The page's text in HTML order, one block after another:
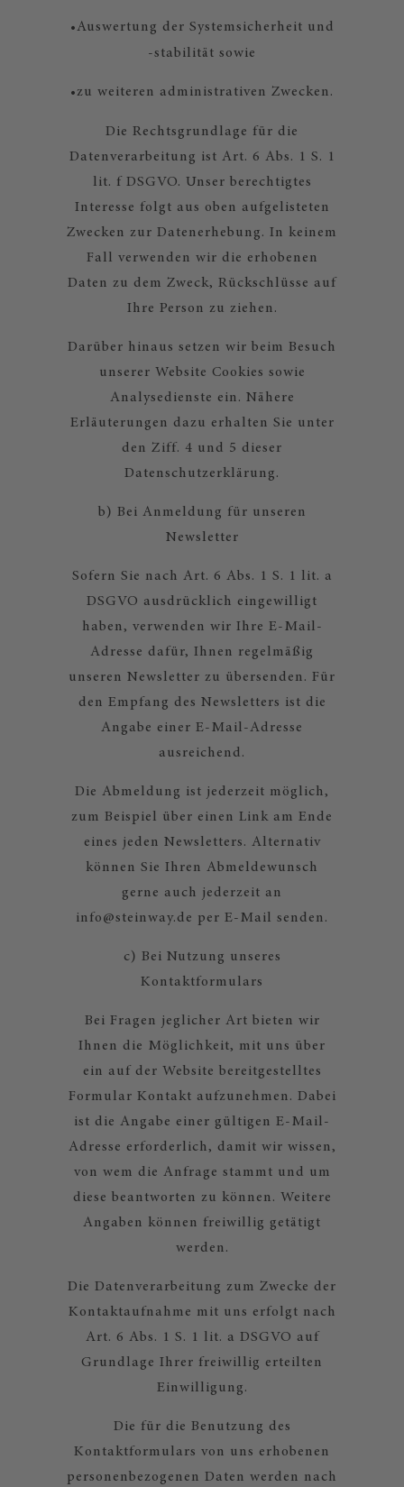
•Auswertung der Systemsicherheit und
-stabilität sowie
•zu weiteren administrativen Zwecken.
Die Rechtsgrundlage für die
Datenverarbeitung ist Art. 6 Abs. 1 S. 1
lit. f DSGVO. Unser berechtigtes
Interesse folgt aus oben aufgelisteten
Zwecken zur Datenerhebung. In keinem
Fall verwenden wir die erhobenen
Daten zu dem Zweck, Rückschlüsse auf
Ihre Person zu ziehen.
Darüber hinaus setzen wir beim Besuch
unserer Website Cookies sowie
Analysedienste ein. Nähere
Erläuterungen dazu erhalten Sie unter
den Ziff. 4 und 5 dieser
Datenschutzerklärung.
b) Bei Anmeldung für unseren
Newsletter
Sofern Sie nach Art. 6 Abs. 1 S. 1 lit. a
DSGVO ausdrücklich eingewilligt
haben, verwenden wir Ihre E-Mail-
Adresse dafür, Ihnen regelmäßig
unseren Newsletter zu übersenden. Für
den Empfang des Newsletters ist die
Angabe einer E-Mail-Adresse
ausreichend.
Die Abmeldung ist jederzeit möglich,
zum Beispiel über einen Link am Ende
eines jeden Newsletters. Alternativ
können Sie Ihren Abmeldewunsch
gerne auch jederzeit an
info@steinway.de per E-Mail senden.
c) Bei Nutzung unseres
Kontaktformulars
Bei Fragen jeglicher Art bieten wir
Ihnen die Möglichkeit, mit uns über
ein auf der Website bereitgestelltes
Formular Kontakt aufzunehmen. Dabei
ist die Angabe einer gültigen E-Mail-
Adresse erforderlich, damit wir wissen,
von wem die Anfrage stammt und um
diese beantworten zu können. Weitere
Angaben können freiwillig getätigt
werden.
Die Datenverarbeitung zum Zwecke der
Kontaktaufnahme mit uns erfolgt nach
Art. 6 Abs. 1 S. 1 lit. a DSGVO auf
Grundlage Ihrer freiwillig erteilten
Einwilligung.
Die für die Benutzung des
Kontaktformulars von uns erhobenen
personenbezogenen Daten werden nach